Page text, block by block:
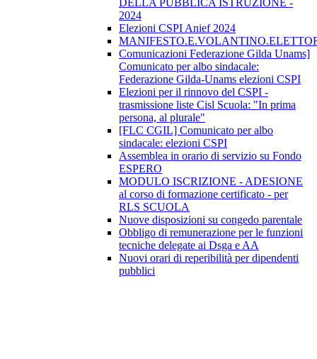
DELLA PUBBLICA ISTRUZIONE -
2024
Elezioni CSPI Anief 2024
Comunicazioni Federazione Gilda Unams]
Comunicato per albo sindacale:
Federazione Gilda-Unams elezioni CSPI
Elezioni per il rinnovo del CSPI -
trasmissione liste Cisl Scuola: "In prima
persona, al plurale"
[FLC CGIL] Comunicato per albo
sindacale: elezioni CSPI
Assemblea in orario di servizio su Fondo
ESPERO
MODULO ISCRIZIONE - ADESIONE
al corso di formazione certificato - per
RLS SCUOLA
Nuove disposizioni su congedo parentale
Obbligo di remunerazione per le funzioni
tecniche delegate ai Dsga e AA
Nuovi orari di reperibilità per dipendenti
pubblici